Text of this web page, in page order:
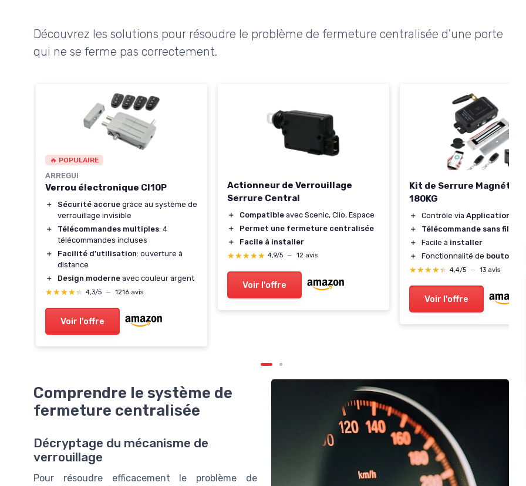
Découvrez les solutions pour résoudre le problème de fermeture centralisée d'une porte
qui ne se ferme pas correctement.
🔥 POPULAIRE
ARREGUI
Verrou électronique CI10P
＋ Sécurité accrue grâce au système de
verrouillage invisible
＋
Télécommandes multiples: 4
télécommandes incluses
＋
Facilité d'utilisation: ouverture à
distance
＋
Design moderne avec couleur argent
★★★★★
★★★★★ 4,3/5 — 1216 avis
Voir l'offre
Actionneur de Verrouillage
Serrure Central
＋ Compatible avec Scenic, Clio, Espace
＋
Permet une fermeture centralisée
＋
Facile à installer
★★★★★
★★★★★ 4,9/5 — 12 avis
Voir l'offre
Kit de Serrure
180KG
＋ Contrôle via Application
＋
Télécommande sans fil
＋
Facile à installer
＋
Fonctionnalité de bouton
★★★★★
★★★★★ 4,4/5 — 13 avis
Voir l'offre
Comprendre le système de
fermeture centralisée
Décryptage du mécanisme de
verrouillage
Pour résoudre efficacement le problème de